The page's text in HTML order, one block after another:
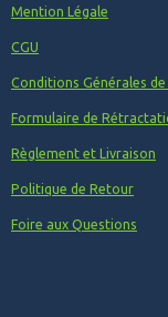
Mention Légale
CGU
Conditions Générales de
Formulaire de
Règlement et Livraison
Politique de Retour
Foire aux Questions